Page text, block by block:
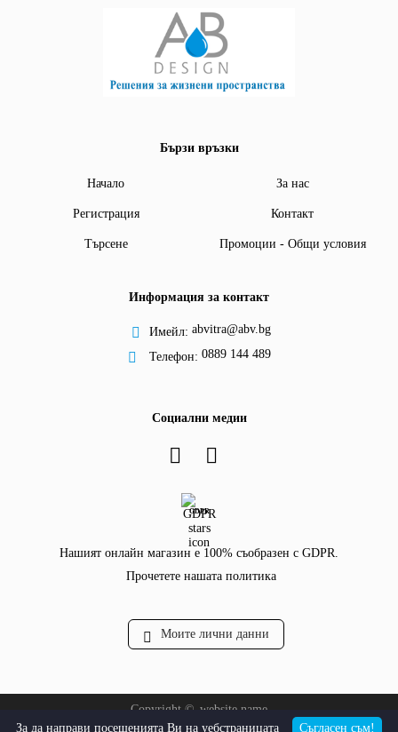
Бързи връзки
Начало За нас
Регистрация Контакт
Търсене Промоции - Общи условия
Информация за контакт
Имейл: abvitra@abv.bg
Телефон: 0889 144 489
Социални медии
GDPR
Нашият онлайн магазин е 100% съобразен с GDPR.
Прочетете нашата политика
Моите лични данни
Copyright © website.name
Съгласен съм!
За да направи посещенията Ви на уебстраницата